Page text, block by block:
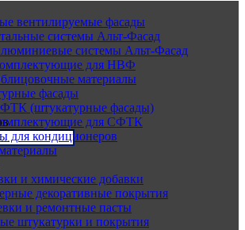
вентилируемые фасады
системы Альт-Фасад
системы Альт-Фасад
для НВФ
материалы
фасады
(штукатурные фасады)
для СФТК
для кондиционеров
и химические добавки
декоративные покрытия
и ремонтные пасты
штукатурки и покрытия